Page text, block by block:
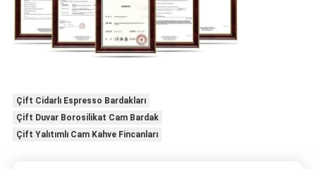
Çift Cidarlı Espresso Bardakları
Çift Duvar Borosilikat Cam Bardak
Çift Yalıtımlı Cam Kahve Fincanları